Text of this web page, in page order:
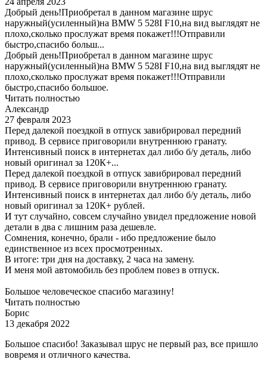
Добрый день!Приобретал в данном магазине шрус
наружный(усиленный)на BMW 5 528I F10,на вид выглядят не
плохо,сколько прослужат время покажет!!!Отправили
быстро,спасибо больш...
Добрый день!Приобретал в данном магазине шрус
наружный(усиленный)на BMW 5 528I F10,на вид выглядят не
плохо,сколько прослужат время покажет!!!Отправили
быстро,спасибо большое.
Читать полностью
Александр
27 февраля 2023
Перед далекой поездкой в отпуск завибрировал передний
привод. В сервисе приговорили внутреннюю гранату.
Интенсивный поиск в интернетах дал либо б/у деталь, либо
новый оригинал за 120К+...
Перед далекой поездкой в отпуск завибрировал передний
привод. В сервисе приговорили внутреннюю гранату.
Интенсивный поиск в интернетах дал либо б/у деталь, либо
новый оригинал за 120К+ рублей.
И тут случайно, совсем случайно увидел предложение новой
детали в два с лишним раза дешевле.
Сомнения, конечно, брали - ибо предложение было
единственное из всех просмотренных.
В итоге: три дня на доставку, 2 часа на замену.
И меня мой автомобиль без проблем повез в отпуск.
Большое человеческое спасибо магазину!
Читать полностью
Борис
13 декабря 2022
Большое спасибо! Заказывал шрус не первый раз, все пришло
вовремя и отличного качества.